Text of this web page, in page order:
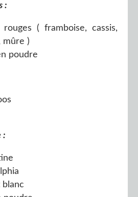
:
( framboise, cassis,
mûre )
poudre
:
blanc